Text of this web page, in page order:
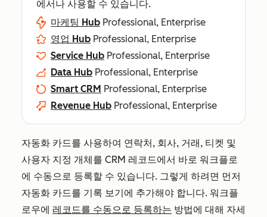
에서나 사용할 수 있습니다.
마케팅 Hub Professional, Enterprise
영업 Hub Professional, Enterprise
Service Hub Professional, Enterprise
Data Hub Professional, Enterprise
Smart CRM Professional, Enterprise
Revenue Hub Professional, Enterprise
자동화 카드를 사용하여 연락처, 회사, 거래, 티켓 및
사용자 지정 개체를 CRM 레코드에서 바로 워크플로
에 수동으로 등록할 수 있습니다. 그렇게 하려면 먼저
자동화 카드를 기록 보기에 추가해야 합니다. 워크플
로우에 레코드를 수동으로 등록하는 방법에 대해 자세